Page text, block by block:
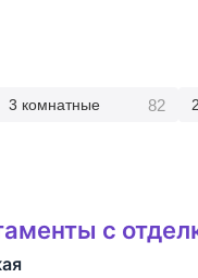
3 комнатные 82
с